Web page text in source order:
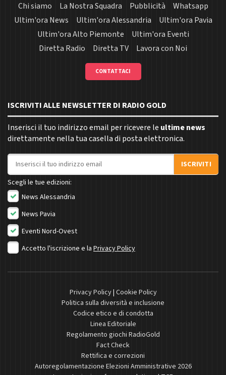
Chi siamo La Nostra Squadra Pubblicità
Whatsapp
Ultim'ora News
Ultim'ora Alessandria
Ultim'ora Pavia
Ultim'ora Alto Piemonte
Ultim'ora Eventi
Diretta Radio
Diretta TV Lavora con Noi
CONTATTACI
ISCRIVITI ALLE NEWSLETTER DI RADIO GOLD
Inserisci il tuo indirizzo email per ricevere le ultime news
direttamente nella tua casella di posta elettronica.
Indirizzo email
ISCRIVITI
Scegli le tue edizioni:
News Alessandria
News Pavia
Eventi Nord-Ovest
Accetto l'iscrizione e la Privacy Policy
Privacy Policy| Cookie Policy
Politica sulla diversità e inclusione
Codice etico e di condotta
Linea Editoriale
Regolamento giochi RadioGold
Fact Check
Rettifica e correzioni
Autoregolamentazione Elezioni Amministrative 2026